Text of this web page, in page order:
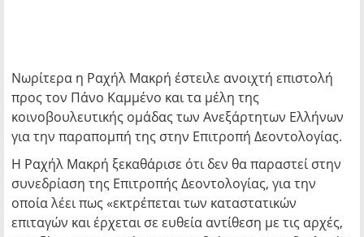
Νωρίτερα η Ραχήλ Μακρή έστειλε ανοιχτή επιστολή
προς τον Πάνο Καμμένο και τα μέλη της
κοινοβουλευτικής ομάδας των Ανεξάρτητων Ελλήνων
για την παραπομπή της στην Επιτροπή Δεοντολογίας.
Η Ραχήλ Μακρή ξεκαθάρισε ότι δεν θα παραστεί στην
συνεδρίαση της Επιτροπής Δεοντολογίας, για την
οποία λέει πως «εκτρέπεται των καταστατικών
επιταγών και έρχεται σε ευθεία αντίθεση με τις αρχές,